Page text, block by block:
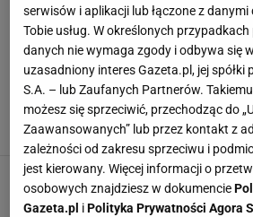
ADRIAN KAMIŃSKI
Najlepsi polscy e-
walczyć o miliony
psychologami, mają
Michał Madanowicz, 29
serwisów i aplikacji lub łączone z
Tobie usług. W określonych
danych nie wymaga zgody i odbywa się
uzasadniony interes Gazeta.pl, jej spółki
S.A. – lub Zaufanych Partnerów.
możesz się sprzeciwić, przechodząc do
Zaawansowanych” lub przez kontakt z
zależności od zakresu sprzeciwu i
jest kierowany. Więcej informacji o
osobowych znajdziesz w dokumencie
Gazeta.pl iPolityka Prywatności Agora